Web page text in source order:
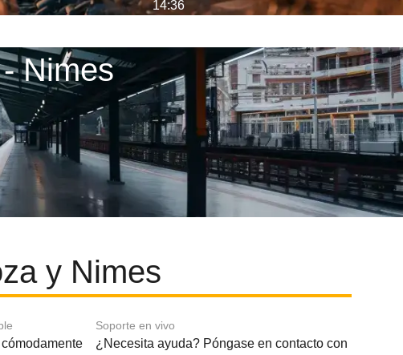
14:36
Nimes
y Nimes
Soporte en vivo
¿Necesita ayuda? Póngase en contacto con